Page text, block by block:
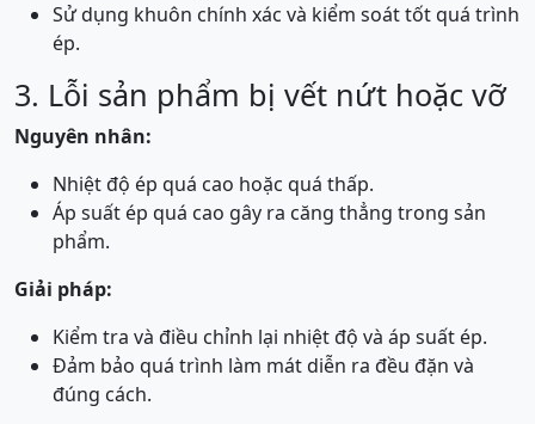
Sử dụng khuôn chính xác và kiểm soát tốt quá trình
ép.
3. Lỗi sản phẩm bị vết nứt hoặc vỡ
Nguyên nhân:
Nhiệt độ ép quá cao hoặc quá thấp.
Áp suất ép quá cao gây ra căng thẳng trong sản
phẩm.
Giải pháp:
Kiểm tra và điều chỉnh lại nhiệt độ và áp suất ép.
Đảm bảo quá trình làm mát diễn ra đều đặn và
đúng cách.